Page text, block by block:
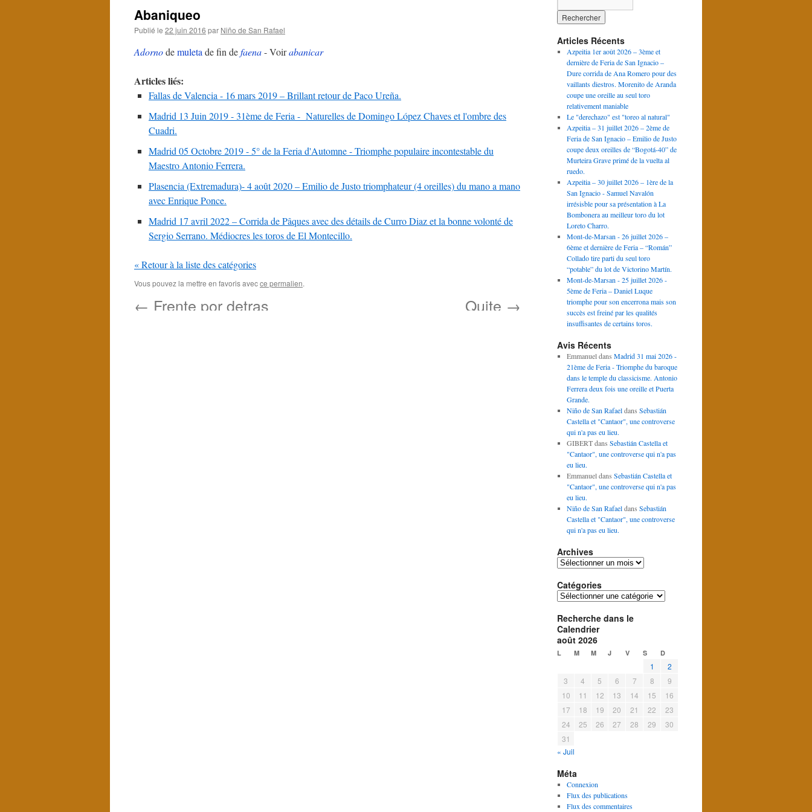
Abaniqueo
Publié le 22 juin 2016 par Niño de San Rafael
Adornodemuleta de fin defaena- Voirabanicar
Articles liés:
Fallas de Valencia - 16 mars 2019 – Brillant retour de Paco Ureña.
Madrid 13 Juin 2019 - 31ème de Feria - Naturelles de Domingo López Chaves et l'ombre des
Cuadri.
Madrid 05 Octobre 2019 - 5° de la Feria d'Automne - Triomphe populaire incontestable du
Maestro Antonio Ferrera.
Plasencia (Extremadura)- 4 août 2020 – Emilio de Justo triomphateur (4 oreilles) du mano a mano
avec Enrique Ponce.
Madrid 17 avril 2022 – Corrida de Pâques avec des détails de Curro Diaz et la bonne volonté de
Sergio Serrano. Médiocres les toros de El Montecillo.
« Retour à la liste des catégories
Vous pouvez la mettre en favoris avecce permalien.
← Frente por detras Quite →
Articles Récents
Azpeitia 1er août 2026 – 3ème et
dernière de Feria de San Ignacio –
Dure corrida de Ana Romero pour des
vaillants diestros. Morenito de Aranda
coupe une oreille au seul toro
relativement maniable
Le "derechazo" est "toreo al natural"
Azpeitia – 31 juillet 2026 – 2ème de
Feria de San Ignacio – Emilio de Justo
coupe deux oreilles de “Bogotá-40” de
Murteira Grave primé de la vuelta al
ruedo.
Azpeitia – 30 juillet 2026 – 1ère de la
San Ignacio - Samuel Navalón
irrésisble pour sa présentation à La
Bombonera au meilleur toro du lot
Loreto Charro.
Mont-de-Marsan - 26 juillet 2026 –
6ème et dernière de Feria – “Román”
Collado tire parti du seul toro
“potable” du lot de Victorino Martín.
Mont-de-Marsan - 25 juillet 2026 -
5ème de Feria – Daniel Luque
triomphe pour son encerrona mais son
succès est freiné par les qualités
insuffisantes de certains toros.
Avis Récents
Emmanueldans Madrid 31 mai 2026 -
21ème de Feria - Triomphe du baroque
dans le temple du classicisme. Antonio
Ferrera deux fois une oreille et Puerta
Grande.
Niño de San Rafaeldans Sebastián
Castella et "Cantaor", une controverse
qui n'a pas eu lieu.
GIBERTdans Sebastián Castella et
"Cantaor", une controverse qui n'a pas
eu lieu.
Emmanueldans Sebastián Castella et
"Cantaor", une controverse qui n'a pas
eu lieu.
Niño de San Rafaeldans Sebastián
Castella et "Cantaor", une controverse
qui n'a pas eu lieu.
Archives
Archives
Catégories
Catégories
Recherche dans le
Calendrier
août 2026
L M M J V S D
1
2
3
4 5 6 7 8
9
10
11 12 13 14 15
16
17
18 19 20 21 22
23
24
25 26 27 28 29
30
31
« Juil
Méta
Connexion
Flux des publications
Flux des commentaires